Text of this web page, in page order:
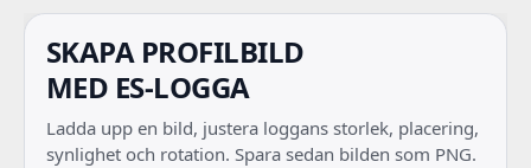
SKAPA PROFILBILD
MED ES-LOGGA
Ladda upp en bild, justera loggans storlek, placering,
synlighet och rotation. Spara sedan bilden som PNG.